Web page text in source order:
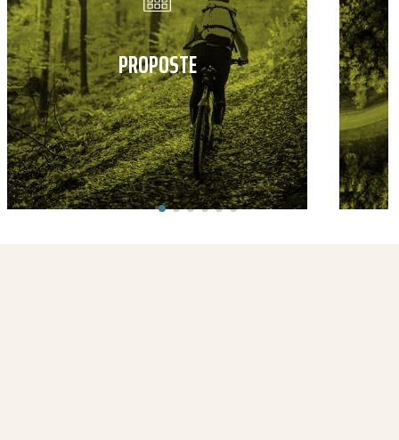
PROPOSTE